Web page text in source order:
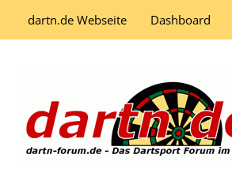
dartn.de Webseite Dashboard